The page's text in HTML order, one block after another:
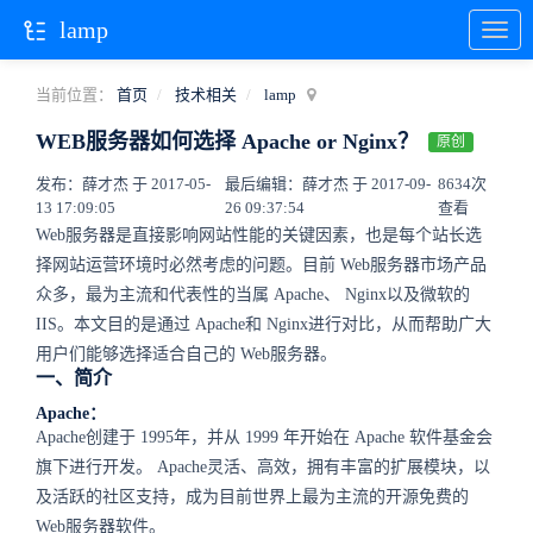
当前位置： 首页 技术相关 lamp
WEB服务器如何选择 Apache or Nginx？ 原创
发布：薛才杰 于 2017-05-
13 17:09:05
最后编辑：薛才杰 于 2017-09-
26 09:37:54
8634次
查看
Web服务器是直接影响网站性能的关键因素，也是每个站长选
择网站运营环境时必然考虑的问题。目前 Web服务器市场产品
众多，最为主流和代表性的当属 Apache、 Nginx以及微软的
IIS。本文目的是通过 Apache和 Nginx进行对比，从而帮助广大
用户们能够选择适合自己的 Web服务器。
一、简介
Apache：
Apache创建于 1995年，并从 1999 年开始在 Apache 软件基金会
旗下进行开发。 Apache灵活、高效，拥有丰富的扩展模块，以
及活跃的社区支持，成为目前世界上最为主流的开源免费的
Web服务器软件。
lamp